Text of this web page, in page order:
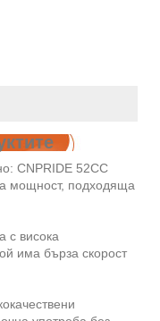
CNPRIDE 52CC
мощност, подходяща
с висока
има бърза скорост